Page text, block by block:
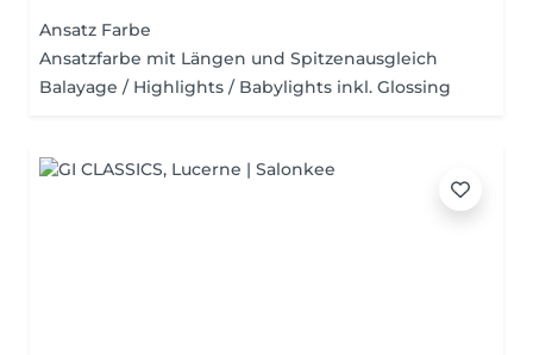
Ansatz Farbe
Ansatzfarbe mit Längen und Spitzenausgleich
Balayage / Highlights / Babylights inkl. Glossing